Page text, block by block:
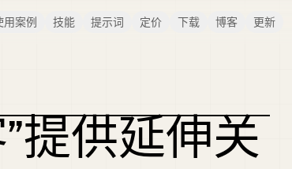
用案例 技能 提示词 定价 下载 博客 更新
提供延伸关